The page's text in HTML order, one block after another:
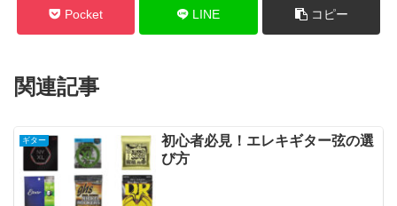
Pocket LINE コピー
関連記事
ギター
初心者必見！エレキギター弦の選
び方